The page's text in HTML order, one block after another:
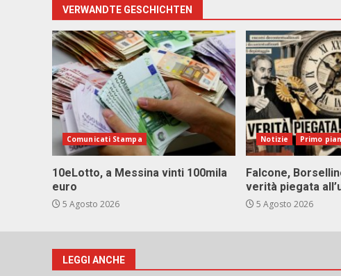
VERWANDTE GESCHICHTEN
Comunicati Stampa
10eLotto, a Messina vinti 100mila
euro
5 Agosto 2026
Notizie Primo
Falcone,
verità piegata
5 Agosto 2026
LEGGI ANCHE